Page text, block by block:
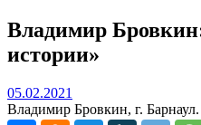
Владимир
истории»
05.02.2021
Владимир Бровкин, г.